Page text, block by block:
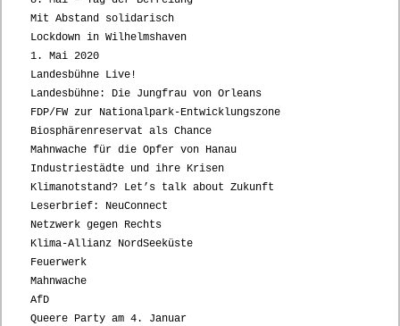
Mit Abstand solidarisch
Lockdown in Wilhelmshaven
1. Mai 2020
Landesbühne Live!
Landesbühne: Die Jungfrau von Orleans
FDP/FW zur Nationalpark-Entwicklungszone
Biosphärenreservat als Chance
Mahnwache für die Opfer von Hanau
Industriestädte und ihre Krisen
Klimanotstand? Let’s talk about Zukunft
Leserbrief: NeuConnect
Netzwerk gegen Rechts
Klima-Allianz NordSeeküste
Feuerwerk
Mahnwache
AfD
Queere Party am 4. Januar